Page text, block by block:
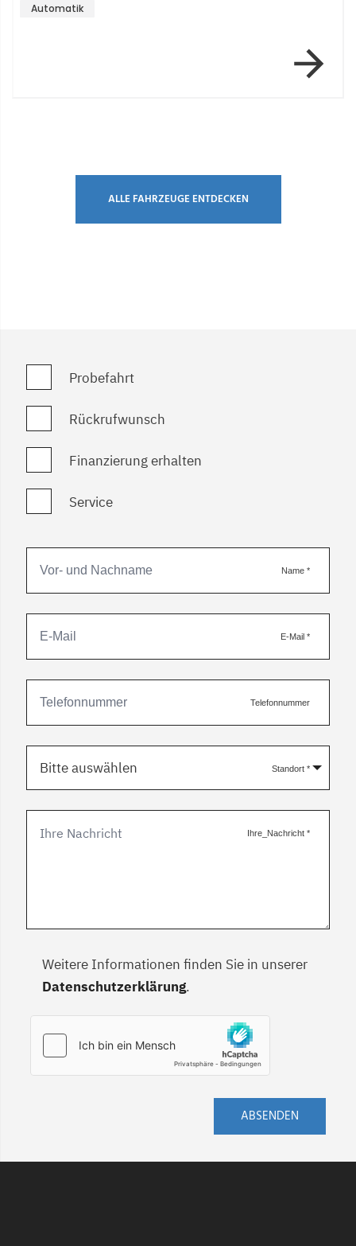
Automatik
ALLE FAHRZEUGE ENTDECKEN
Probefahrt
Rückrufwunsch
Finanzierung erhalten
Service
Name *
E-Mail *
Telefonnummer
Standort *
Bitte auswählen
Ihre_Nachricht *
Weitere Informationen finden Sie in unserer
Datenschutzerklärung.
ABSENDEN